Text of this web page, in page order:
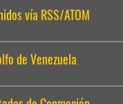
vía RSS/ATOM
de Venezuela